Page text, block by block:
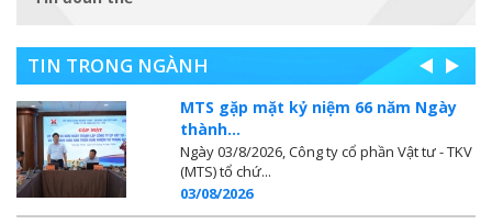
TIN TRONG NGÀNH
MTS gặp mặt kỷ niệm 66 năm Ngày
thành...
Ngày 03/8/2026, Công ty cổ phần Vật tư - TKV
(MTS) tổ chứ...
03/08/2026